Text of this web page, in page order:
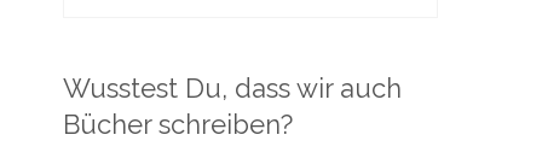
Wusstest Du, dass wir auch
Bücher schreiben?